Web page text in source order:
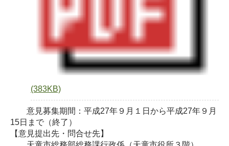
(383KB)
意見募集期間：平成27年９月１日から平成27年９月
15日まで（終了）
【意見提出先・問合せ先】